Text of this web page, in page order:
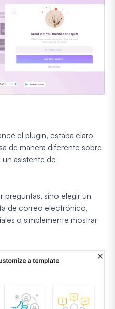
el plugin, estaba claro
de manera diferente sobre
asistente de
preguntas, sino elegir un
de correo electrónico,
o simplemente mostrar